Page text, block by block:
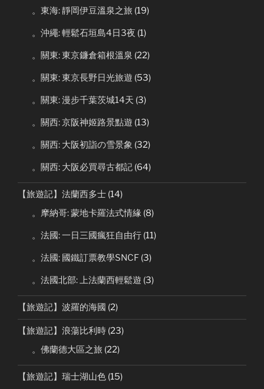
。東海: 靜岡伊豆溫泉之旅 (19)
。沖繩: 輕鬆石垣島4日3夜 (1)
。關東: 東京鐮倉箱根溫泉 (22)
。關東: 東京長野日光旅遊 (53)
。關東: 漫步千葉茨城14天 (3)
。關西: 京阪神姬路景點遊 (13)
。關西: 大阪初詣の雪景象 (32)
。關西: 大阪必買尋古都記 (64)
【旅遊記】法蘭西多士 (14)
。摩納哥: 蒙地卡羅法式情緣 (8)
。法國: 一日三國瘋狂自由行 (11)
。法國: 國鐵訂票教學SNCF (3)
。法國北部: 上法蘭西輕鬆遊 (3)
【旅遊記】波羅的海國 (2)
【旅遊記】浪蕩比利時 (23)
。佛蘭德大區之旅 (22)
【旅遊記】瑞士湖山色 (15)